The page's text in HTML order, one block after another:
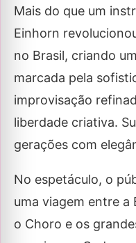
Mais do que um
Einhorn
no Brasil, criando
marcada pela
improvisação
liberdade criativa.
gerações com
No espetáculo, o
uma viagem entre a
o Choro e os